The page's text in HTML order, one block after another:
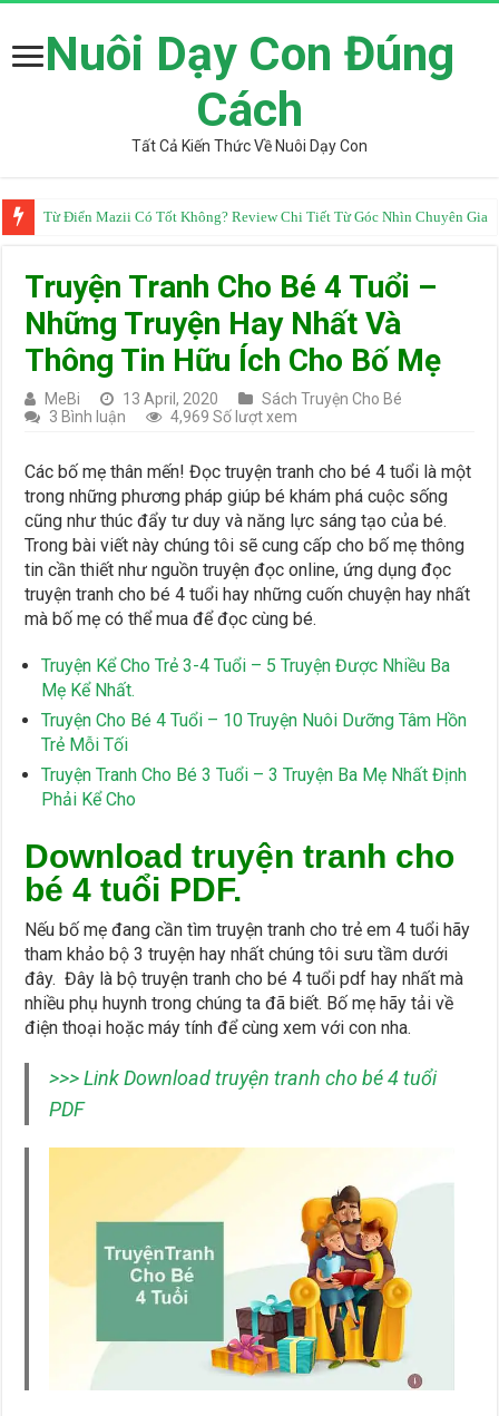
Nuôi Dạy Con Đúng
Cách
Tất Cả Kiến Thức Về Nuôi Dạy Con
Từ Điển Mazii Có Tốt Không? Review Chi Tiết Từ Góc Nhìn Chuyên Gia
Truyện Tranh Cho Bé 4 Tuổi –
Những Truyện Hay Nhất Và
Thông Tin Hữu Ích Cho Bố Mẹ
MeBi 13 April, 2020
Sách Truyện Cho Bé
3 Bình luận
4,969 Số lượt xem
Các bố mẹ thân mến! Đọc truyện tranh cho bé 4 tuổi là một
trong những phương pháp giúp bé khám phá cuộc sống
cũng như thúc đẩy tư duy và năng lực sáng tạo của bé.
Trong bài viết này chúng tôi sẽ cung cấp cho bố mẹ thông
tin cần thiết như nguồn truyện đọc online, ứng dụng đọc
truyện tranh cho bé 4 tuổi hay những cuốn chuyện hay nhất
mà bố mẹ có thể mua để đọc cùng bé.
Truyện Kể Cho Trẻ 3-4 Tuổi – 5 Truyện Được Nhiều Ba
Mẹ Kể Nhất.
Truyện Cho Bé 4 Tuổi – 10 Truyện Nuôi Dưỡng Tâm Hồn
Trẻ Mỗi Tối
Truyện Tranh Cho Bé 3 Tuổi – 3 Truyện Ba Mẹ Nhất Định
Phải Kể Cho
Download truyện tranh cho
bé 4 tuổi PDF.
Nếu bố mẹ đang cần tìm truyện tranh cho trẻ em 4 tuổi hãy
tham khảo bộ 3 truyện hay nhất chúng tôi sưu tầm dưới
đây. Đây là bộ truyện tranh cho bé 4 tuổi pdf hay nhất mà
nhiều phụ huynh trong chúng ta đã biết. Bố mẹ hãy tải về
điện thoại hoặc máy tính để cùng xem với con nha.
>>> Link Download truyện tranh cho bé 4 tuổi
PDF